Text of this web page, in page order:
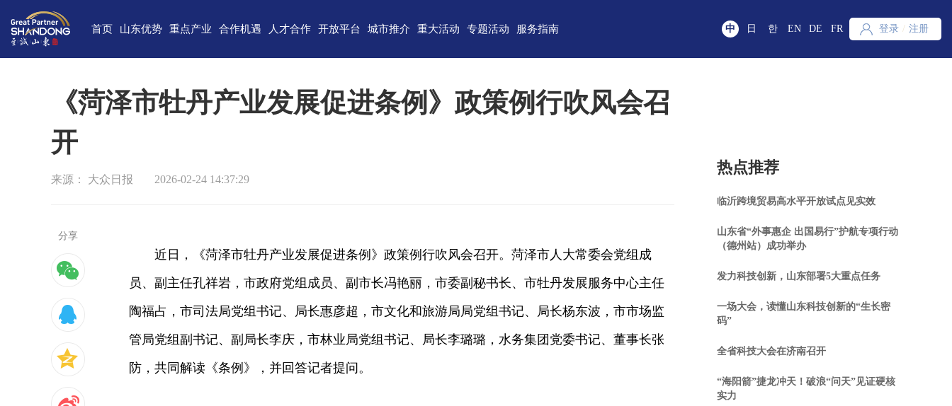
首页 山东优势
独特的区位优势
雄厚的经济基础
完备的产业体系
强大的科技实力
深厚的文化底蕴
宜居的生活环境
重点产业
新一代信息技术 高端装备
新能源 新材料
现代海洋 医养健康
合作机遇
合作项目库
重点外资项目跟踪推进平台
人才合作
人才需求
最新招聘
开放平台
中国(山东)自由贸易试验区
高新技术产业开发区
经济（技术）开发区
城市推介
济南 青岛
淄博 枣庄
东营 烟台
滨州 菏泽
重大活动 专题活动
重点区域招商
直播山东
云招商
服务指南
政务服务
联络我们
意见建议
中 日 한 EN DE FR 登录 / 注册
《菏泽市牡丹产业发展促进条例》政策例行吹风会召
开
来源： 大众日报 2026-02-24 14:37:29
近日，《菏泽市牡丹产业发展促进条例》政策例行吹风会召开。菏泽市人大常委会党组成
员、副主任孔祥岩，市政府党组成员、副市长冯艳丽，市委副秘书长、市牡丹发展服务中心主任
陶福占，市司法局党组书记、局长惠彦超，市文化和旅游局局党组书记、局长杨东波，市市场监
管局党组副书记、副局长李庆，市林业局党组书记、局长李璐璐，水务集团党委书记、董事长张
防，共同解读《条例》，并回答记者提问。
分享
热点推荐
临沂跨境贸易高水平开放试点见实效
山东省“外事惠企 出国易行”护航专项行动
（德州站）成功举办
发力科技创新，山东部署5大重点任务
一场大会，读懂山东科技创新的“生长密
码”
全省科技大会在济南召开
“海阳箭”捷龙冲天！破浪“问天”见证硬核
实力